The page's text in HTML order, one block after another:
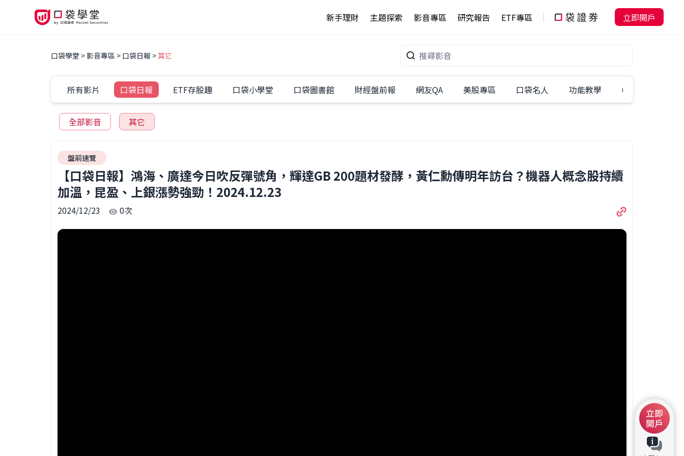
新手理財 主題探索 影音專區 研究報告 ETF專區 立即開戶
口袋學堂 影音專區 口袋日報 其它
所有影片 口袋日報 ETF存股趣 口袋小學堂 口袋圖書館 財經盤前報 網友QA 美股專區 口袋名人 功能教學 60秒學一招
全部影音 其它
盤前速覽
【口袋日報】鴻海、廣達今日吹反彈號角，輝達GB 200題材發酵，黃仁勳傳明年訪台？機器人概念股持續
加溫，昆盈、上銀漲勢強勁！2024.12.23
2024/12/23 0次